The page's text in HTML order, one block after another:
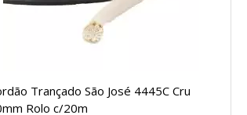
Trançado São José 4445C Cru
Rolo c/20m